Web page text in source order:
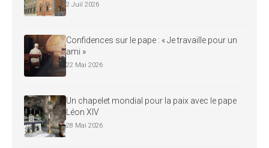
2 Juil 2026
Confidences sur le pape : « Je travaille pour un
ami »
22 Mai 2026
Un chapelet mondial pour la paix avec le pape
Léon XIV
28 Mai 2026